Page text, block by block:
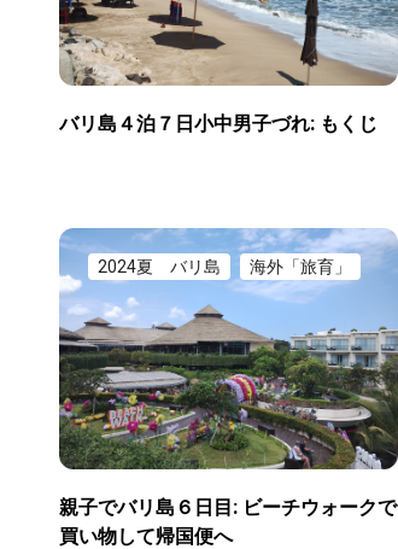
バリ島４泊７日小中男子づれ: もくじ
2024夏 バリ島 海外「旅育」
親子でバリ島６日目: ビーチウォークで
買い物して帰国便へ